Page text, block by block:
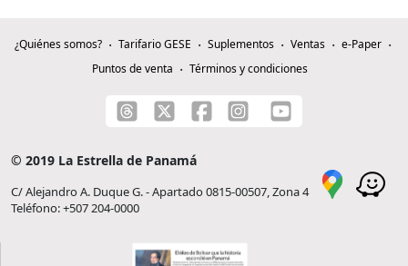
¿Quiénes somos? Tarifario GESE Suplementos Ventas
e-Paper
Puntos de venta
Términos y condiciones
© 2019 La Estrella de Panamá
C/ Alejandro A. Duque G. - Apartado 0815-00507, Zona 4
Teléfono: +507 204-0000